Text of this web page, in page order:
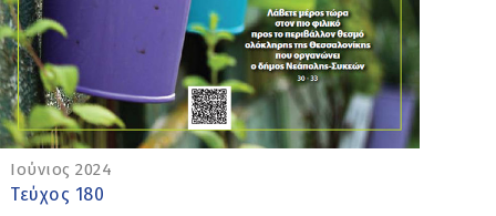
Ιούνιος 2024
Τεύχος 180